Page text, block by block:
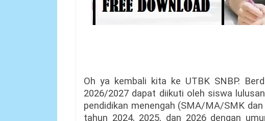
Oh ya kembali kita ke UTBK SNBP.
2026/2027 dapat diikuti oleh siswa
pendidikan menengah (SMA/MA/SMK
tahun 2024, 2025, dan 2026 dengan